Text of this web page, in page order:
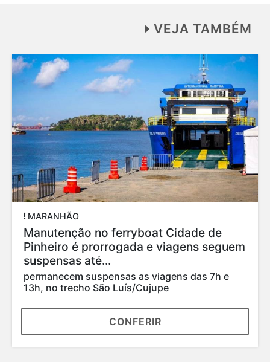
VEJA TAMBÉM
GERAL
Mais de 60% dos consumidores devem
comprar presentes para o Dia dos Pais
Segundo o levantamento, 63% dos
consumidores pretendem ir às compras, com
gasto médio de R$...
CONFERIR